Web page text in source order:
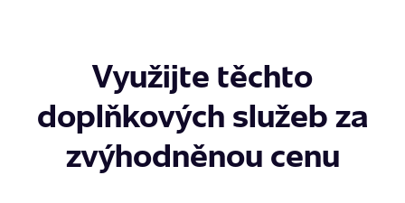
Využijte těchto
doplňkových služeb za
zvýhodněnou cenu